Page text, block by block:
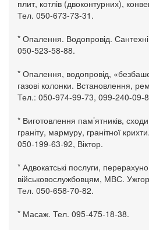
плит, котлів (двоконтурних),
Тел. 050-673-73-31.
* Опалення. Водопровід.
050-523-58-88.
* Опалення, водопровід,
газові колонки. Встановлення,
Тел.: 050-974-99-73, 099-240-09-
* Виготовлення пам’ятників,
граніту, мармуру, гранітної
050-199-63-92, Віктор.
* Адвокатські послуги,
військовослужбовцям, МВС.
Тел. 050-658-70-82.
* Масаж. Тел. 095-475-18-38.